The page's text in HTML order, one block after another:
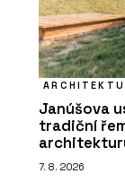
Janúšova
tradiční
7. 8. 2026